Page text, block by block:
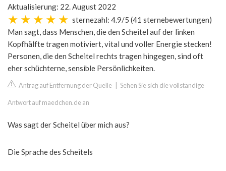
Aktualisierung: 22. August 2022
sternezahl: 4.9/5 (41 sternebewertungen)
Man sagt, dass Menschen, die den Scheitel auf der linken
Kopfhälfte tragen motiviert, vital und voller Energie stecken!
Personen, die den Scheitel rechts tragen hingegen, sind oft
eher schüchterne, sensible Persönlichkeiten.
Antrag auf Entfernung der Quelle Sehen Sie sich die vollständige
Antwort auf maedchen.de an
Was sagt der Scheitel über mich aus?
Die Sprache des Scheitels